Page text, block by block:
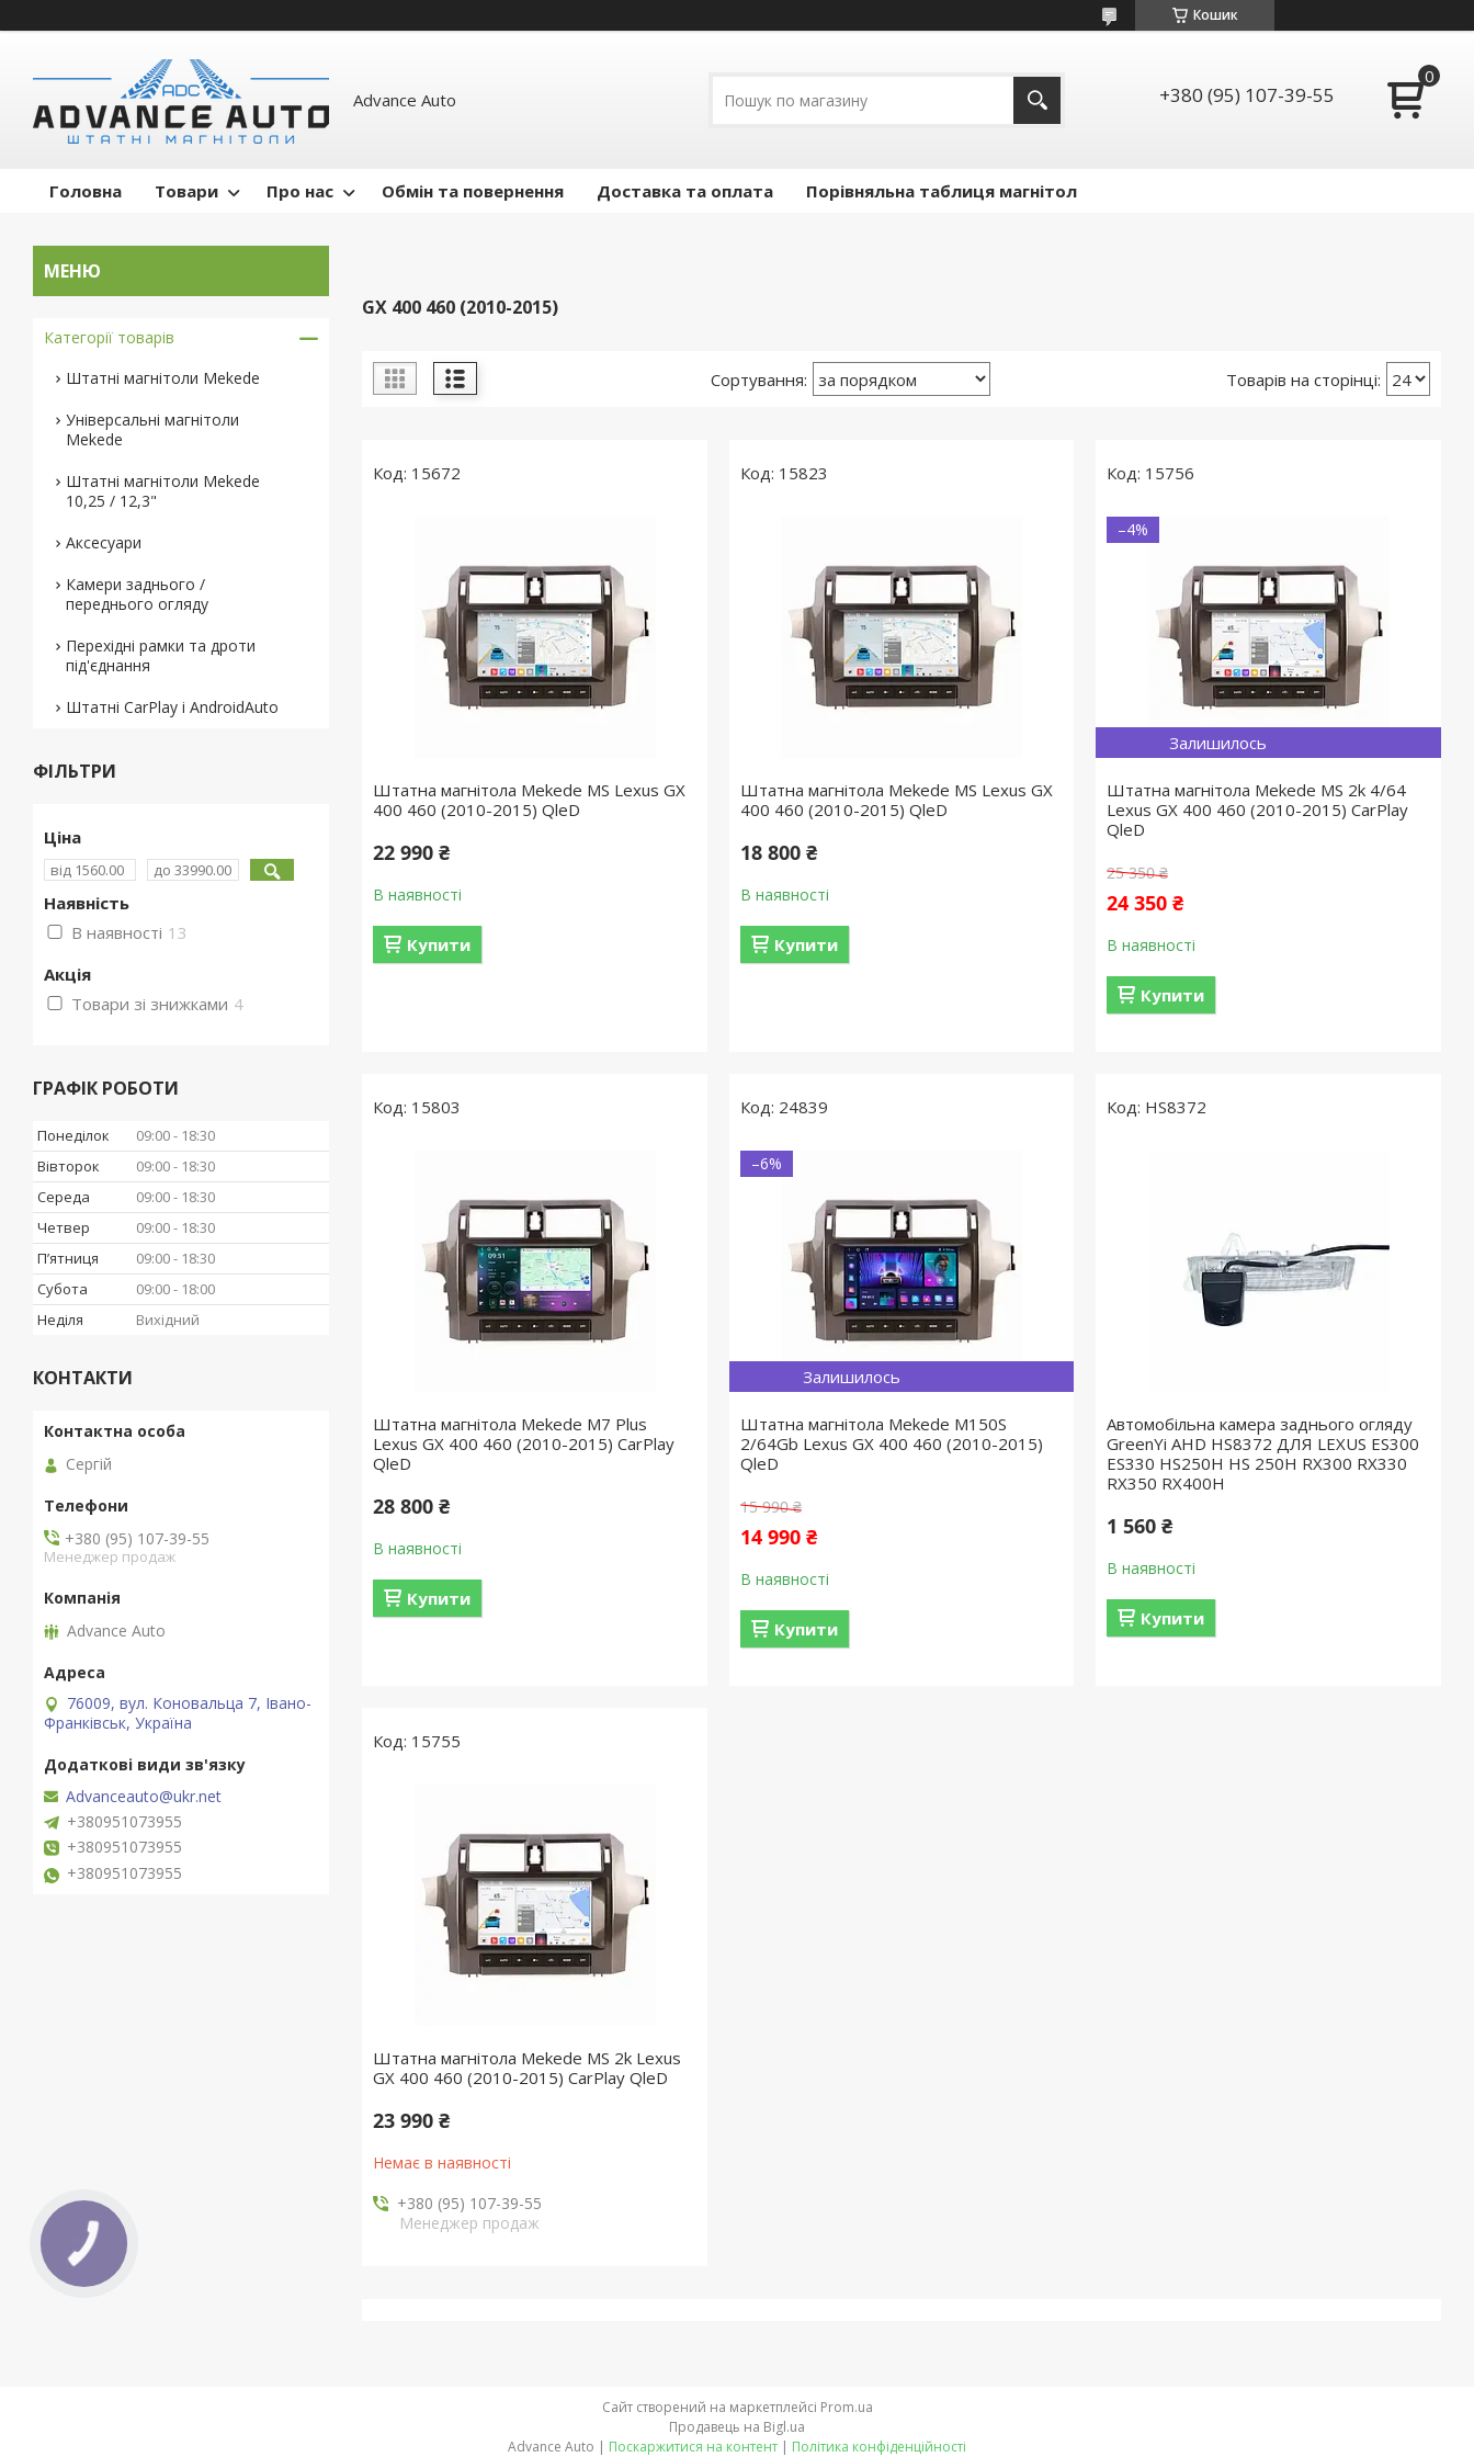
Кошик
Advance Auto +380 (95) 107-39-55
Головна Товари Про нас Обмін та повернення Доставка та оплата Порівняльна таблиця магнітол
GX 400 460 (2010-2015)
15672
Штатна магнітола Mekede MS Lexus GX
400 460 (2010-2015) QleD
22 990 ₴
В наявності
Купити
15823
Штатна магнітола Mekede MS Lexus GX
400 460 (2010-2015) QleD
18 800 ₴
В наявності
Купити
15756
Залишилось
–4%
Штатна магнітола Mekede MS 2k 4/64
Lexus GX 400 460 (2010-2015) CarPlay
QleD
25 350 ₴
24 350 ₴
В наявності
Купити
15803
Штатна магнітола Mekede M7 Plus
Lexus GX 400 460 (2010-2015) CarPlay
QleD
28 800 ₴
В наявності
Купити
24839
Залишилось
–6%
Штатна магнітола Mekede M150S
2/64Gb Lexus GX 400 460 (2010-2015)
QleD
15 990 ₴
14 990 ₴
В наявності
Купити
HS8372
Автомобільна камера заднього огляду
GreenYi AHD HS8372 ДЛЯ LEXUS ES300
ES330 HS250H HS 250H RX300 RX330
RX350 RX400H
1 560 ₴
В наявності
Купити
15755
Штатна магнітола Mekede MS 2k Lexus
GX 400 460 (2010-2015) CarPlay QleD
23 990 ₴
Немає в наявності
+380 (95) 107-39-55
Менеджер продаж
Категорії товарів
Штатні магнітоли Mekede
Універсальні магнітоли
Mekede
Штатні магнітоли Mekede
10,25 / 12,3"
Аксесуари
Камери заднього /
переднього огляду
Перехідні рамки та дроти
під'єднання
Штатні CarPlay і AndroidAuto
ФІЛЬТРИ
Ціна
Наявність
В наявності 13
Акція
Товари зі знижками 4
ГРАФІК РОБОТИ
Понеділок 09:00
18:30
Вівторок
09:00
18:30
Середа
09:00
18:30
Четвер
09:00
18:30
Пʼятниця
09:00
18:30
Субота
09:00
18:00
Неділя
Вихідний
КОНТАКТИ
Сергій
+380 (95) 107-39-55
Менеджер продаж
Advance Auto
76009, вул. Коновальца 7, Івано-
Франківськ, Україна
Advanceauto@ukr.net
+380951073955
+380951073955
+380951073955
Сайт створений на маркетплейсі Prom.ua
Продавець на Bigl.ua
Advance Auto | Поскаржитися на контент | Політика конфіденційності